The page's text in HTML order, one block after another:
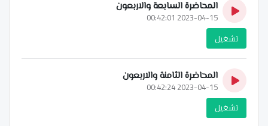
المحاضرة السابعة والاربعون
2023-04-15 00:42:01
تشغيل
المحاضرة الثامنة والاربعون
2023-04-15 00:42:24
تشغيل